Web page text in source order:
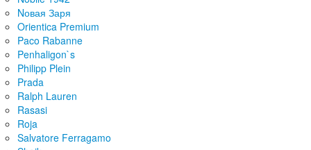
Nовая Заря
Orientica Premium
Paco Rabanne
Penhaligon`s
Philipp Plein
Prada
Ralph Lauren
Rasasi
Roja
Salvatore Ferragamo